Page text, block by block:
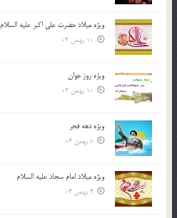
ویژه میلاد حضرت علی اکبر علیه السلام
10 بهمن 04
ویژه روز جوان
10 بهمن 04
ویژه دهه فجر
8 بهمن 04
ویژه میلاد امام سجاد علیه السلام
4 بهمن 04